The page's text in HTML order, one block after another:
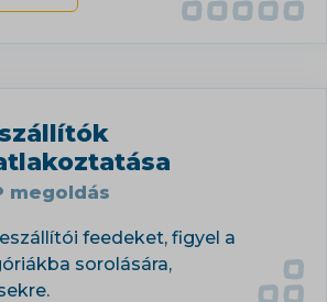
megoldás
feedeket, figyel a
sorolására,